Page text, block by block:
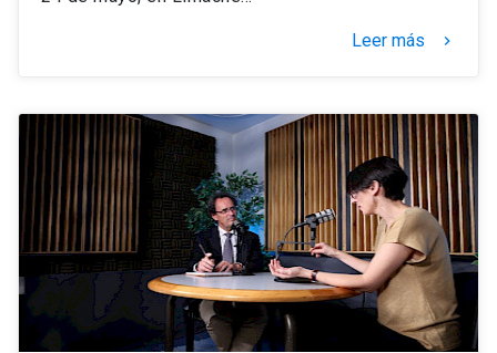
Leer más keyboard_arrow_right